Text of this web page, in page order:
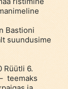
Bastioni
suundusime
Rüütli 6.
teemaks